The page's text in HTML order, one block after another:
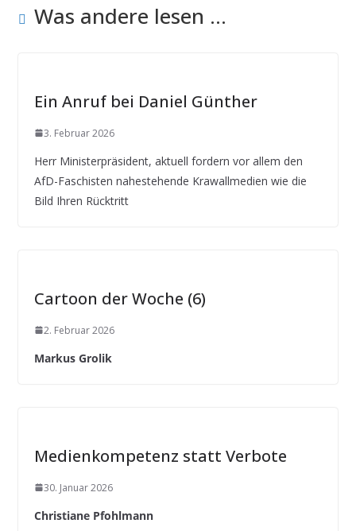
Was andere lesen ...
Ein Anruf bei Daniel Günther
3. Februar 2026
Herr Ministerpräsident, aktuell fordern vor allem den
AfD-Faschisten nahestehende Krawallmedien wie die
Bild Ihren Rücktritt
Cartoon der Woche (6)
2. Februar 2026
Markus Grolik
Medienkompetenz statt Verbote
30. Januar 2026
Christiane Pfohlmann